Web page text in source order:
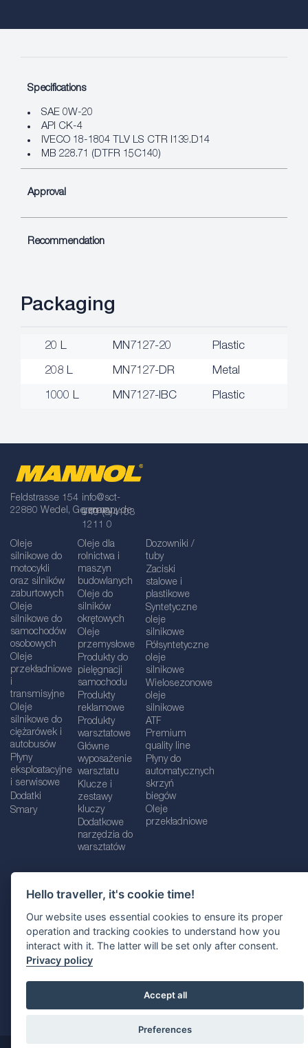
Hello traveller, it's cookie time!
Our website uses essential cookies to ensure its proper
operation and tracking cookies to understand how you
interact with it. The latter will be set only after consent.
Privacy policy
Accept all
Preferences
Specifications
SAE 0W-20
API CK-4
IVECO 18-1804 TLV LS CTR I139.D14
MB 228.71 (DTFR 15C140)
Approval
Recommendation
Packaging
20 L MN7127-20 Plastic
208 L MN7127-DR Metal
1000 L MN7127-IBC Plastic
Feldstrasse 154
22880 Wedel, Germany
info@sct-
germany.de
+49 (0)4103
1211 0
Oleje
silnikowe do
motocykli
oraz silników
zaburtowych
Oleje
silnikowe do
samochodów
osobowych
Oleje
przekładniowe
i
transmisyjne
Oleje
silnikowe do
ciężarówek i
autobusów
Płyny
eksploatacyjne
i serwisowe
Dodatki
Smary
Oleje dla
rolnictwa i
maszyn
budowlanych
Oleje do
silników
okrętowych
Oleje
przemysłowe
Produkty do
pielęgnacji
samochodu
Produkty
reklamowe
Produkty
warsztatowe
Główne
wyposażenie
warsztatu
Klucze i
zestawy
kluczy
Dodatkowe
narzędzia do
warsztatów
Dozowniki /
tuby
Zaciski
stalowe i
plastikowe
Syntetyczne
oleje
silnikowe
Półsyntetyczne
oleje
silnikowe
Wielosezonowe
oleje
silnikowe
ATF
Premium
quality line
Płyny do
automatycznych
skrzyń
biegów
Oleje
przekładniowe
Polityka prywatnośc i Polityka Cookie